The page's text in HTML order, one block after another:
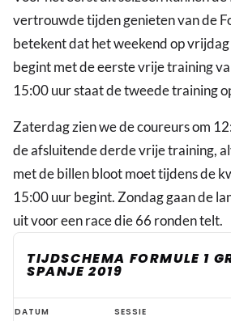
vertrouwde tijden genieten van de
betekent dat het weekend op
begint met de eerste vrije training
15:00 uur staat de tweede training
Zaterdag zien we de coureurs om
de afsluitende derde vrije training,
met de billen bloot moet tijdens de
15:00 uur begint. Zondag gaan de
uit voor een race die 66 ronden telt.
TIJDSCHEMA FORMULE 1
SPANJE 2019
Krijgt
DATUM SESSIE